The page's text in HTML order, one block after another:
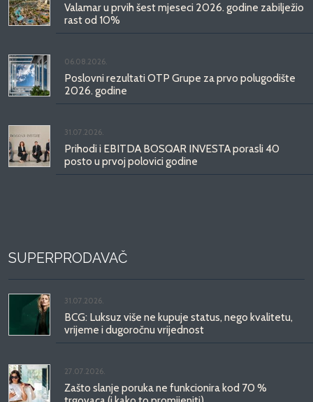
Valamar u prvih šest mjeseci 2026. godine zabilježio
rast od 10%
06.08.2026.
Poslovni rezultati OTP Grupe za prvo polugodište
2026. godine
31.07.2026.
Prihodi i EBITDA BOSQAR INVESTA porasli 40
posto u prvoj polovici godine
SUPERPRODAVAČ
31.07.2026.
BCG: Luksuz više ne kupuje status, nego kvalitetu,
vrijeme i dugoročnu vrijednost
27.07.2026.
Zašto slanje poruka ne funkcionira kod 70 %